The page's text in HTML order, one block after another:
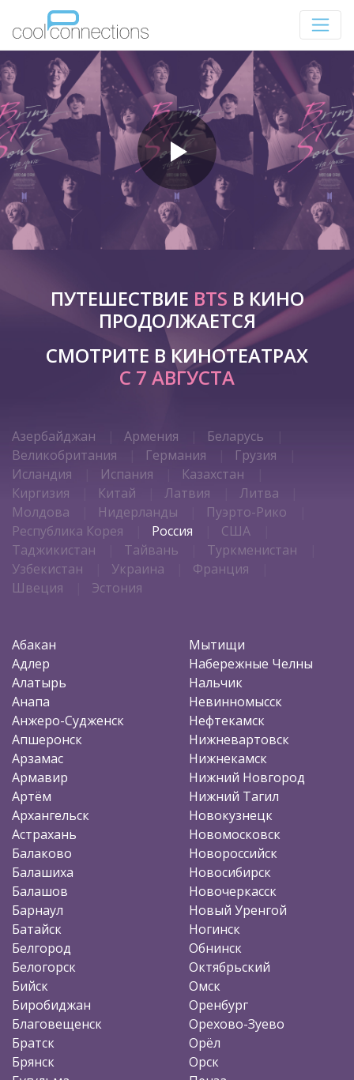
ПУТЕШЕСТВИЕ BTS В КИНО
ПРОДОЛЖАЕТСЯ
СМОТРИТЕ В КИНОТЕАТРАХ
С 7 АВГУСТА
Азербайджан Армения
Беларусь
Великобритания
Германия
Грузия
Исландия
Испания
Казахстан
Киргизия
Китай Латвия
Литва
Молдова
Нидерланды
Пуэрто-Рико
Республика Корея
Россия
США
Таджикистан
Тайвань
Туркменистан
Узбекистан
Украина
Франция
Швеция
Эстония
Абакан
Адлер
Алатырь
Анапа
Анжеро-Судженск
Апшеронск
Арзамас
Армавир
Артём
Архангельск
Астрахань
Балаково
Балашиха
Балашов
Барнаул
Батайск
Белгород
Белогорск
Бийск
Биробиджан
Благовещенск
Братск
Брянск
Мытищи
Набережные Челны
Нальчик
Невинномысск
Нефтекамск
Нижневартовск
Нижнекамск
Нижний Новгород
Нижний Тагил
Новокузнецк
Новомосковск
Новороссийск
Новосибирск
Новочеркасск
Новый Уренгой
Ногинск
Обнинск
Октябрьский
Омск
Оренбург
Орехово-Зуево
Орёл
Орск